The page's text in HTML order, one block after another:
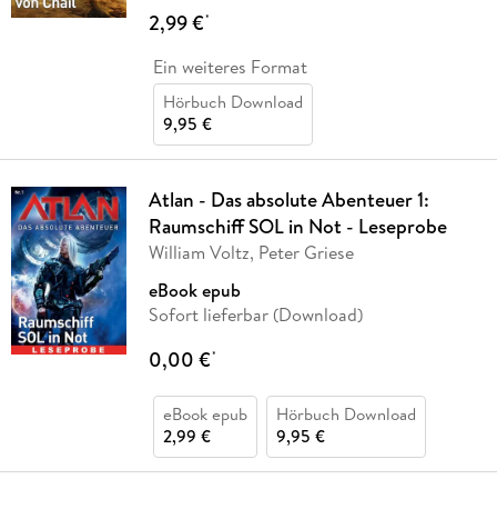
2,99 €*
Ein weiteres Format
Hörbuch Download
9,95 €
Atlan - Das absolute Abenteuer 1:
Raumschiff SOL in Not - Leseprobe
William Voltz, Peter Griese
eBook epub
Sofort lieferbar (Download)
0,00 €*
eBook epub
2,99 €
Hörbuch Download
9,95 €